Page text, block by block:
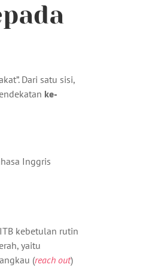
Dari satu sisi,
ke-
Inggris
kebetulan rutin
yaitu
(reach out)